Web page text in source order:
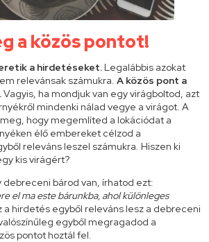
a közös pontot!
a hirdetéseket. Legalábbis azokat
relevánsak számukra. A közös pont a
Vagyis, ha mondjuk van egy virágboltod, azt
mindenki nálad vegye a virágot. A
hogy megemlíted a lokációdat a
élő embereket célzod a
releváns leszel számukra. Hiszen ki
kis virágért?
debreceni bárod van, írhatod ezt:
el ma este bárunkba, ahol különleges
a hirdetés egyből releváns lesz a debreceni
egyből megragadod a
pontot hoztál fel.